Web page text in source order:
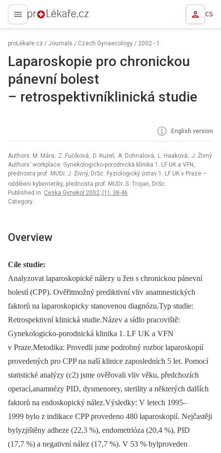
proLékaře.cz CS
proLékaře.cz / Journals / Czech Gynaecology / 2002 - 1
Laparoskopie pro chronickou
pánevní bolest
–⁠ retrospektivníklinická studie
English version
Authors: M. Mára; Z. Fučíková; D. Kužel; A. Dohnalová; L. Haaková; J. Živný
Authors‘ workplace: Gynekologicko-porodnická klinika 1. LF UK a VFN,
přednosta prof. MUDr. J. Živný, DrSc. Fyziologický ústav 1. LF UK v Praze –
oddělení kybernetiky, přednosta prof. MUDr. S. Trojan, DrSc.
Published in: Ceska Gynekol 2002; (1): 38-46
Category:
Overview
Cíle studie:
Analyzovat laparoskopické nálezy u žen s chronickou pánevní
bolestí (CPP). Ověřitmožný prediktivní vliv anamnestických
faktorů na laparoskopicky stanovenou diagnózu.Typ studie:
Retrospektivní klinická studie.Název a sídlo pracoviště:
Gynekologicko-porodnická klinika 1. LF UK a VFN
v Praze.Metodika: Provedli jsme podrobný rozbor laparoskopií
provedených pro CPP na naší klinice zaposledních 5 let. Pomocí
statistické analýzy (c2) jsme ověřovali vliv věku, předchozích
operací,anamnézy PID, dysmenorey, sterility a některých dalších
faktorů na endoskopický nález.Výsledky: V letech 1995–
1999 bylo z indikace CPP provedeno 480 laparoskopií. Nejčastěji
bylyzjištěny adheze (22,3 %), endometrióza (20,4 %), PID
(17,7 %) a negativní nález (17,7 %). V 53 % bylproveden